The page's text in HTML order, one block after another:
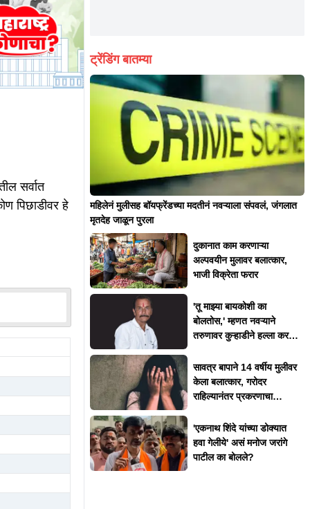
सर्वात
पिछाडीवर हे
ट्रेंडिंग बातम्या
महिलेनं मुलीसह बॉयफ्रेंडच्या मदतीनं नवऱ्याला संपवलं, जंगलात
मृतदेह जाळून पुरला
दुकानात काम करणाऱ्या
अल्पवयीन मुलावर बलात्कार,
भाजी विक्रेता फरार
'तू माझ्या बायकोशी का
बोलतोस,' म्हणत नवऱ्याने
तरुणावर कुऱ्हाडीने हल्ला करत
सावत्र बापाने 14 वर्षीय मुलीवर
केला बलात्कार, गरोदर
राहिल्यानंतर प्रकरणाचा
'एकनाथ शिंदे यांच्या डोक्यात
हवा गेलीये' असं मनोज जरांगे
पाटील का बोलले?